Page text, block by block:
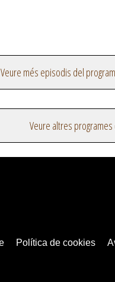
Veure més episodis del
Veure altres
Política de cookies